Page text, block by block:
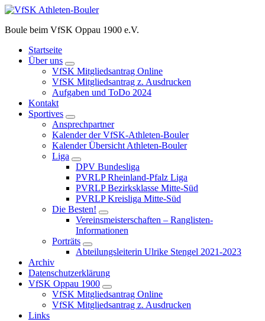
Zum
springen
Boule beim VfSK Oppau 1900 e.V.
Startseite
Über uns
VfSK Mitgliedsantrag Online
VfSK Mitgliedsantrag z. Ausdrucken
Aufgaben und ToDo 2024
Kontakt
Sportives
Ansprechpartner
Kalender der VfSK-Athleten-Bouler
Kalender Übersicht Athleten-Bouler
Liga
DPV Bundesliga
PVRLP Rheinland-Pfalz Liga
PVRLP Bezirksklasse Mitte-Süd
PVRLP Kreisliga Mitte-Süd
Die Besten!
Vereinsmeisterschaften – Ranglisten-
Informationen
Porträts
Abteilungsleiterin Ulrike Stengel 2021-2023
Archiv
Datenschutzerklärung
VfSK Oppau 1900
VfSK Mitgliedsantrag Online
VfSK Mitgliedsantrag z. Ausdrucken
Links